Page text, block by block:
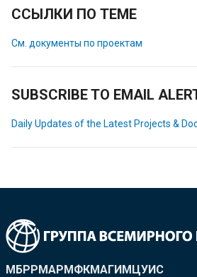
ССЫЛКИ ПО ТЕМЕ
См. документы по проектам
SUBSCRIBE TO EMAIL
Daily Updates of the Latest Projects &
МБРРМАРМФКМАГИМЦУИС